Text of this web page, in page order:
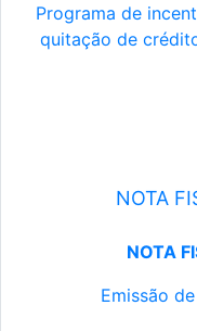
Programa de
quitação de
NOTA
NOTA
Emissão